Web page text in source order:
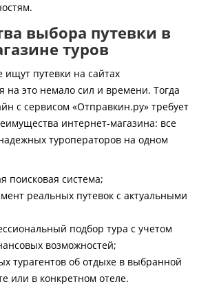
выбора путевки в
туров
путевки на сайтах
на это немало сил и времени. Тогда
с сервисом «Отправкин.ру» требует
интернет-магазина: все
туроператоров на одном
поисковая система;
реальных путевок с актуальными
подбор тура с учетом
возможностей;
турагентов об отдыхе в выбранной
или в конкретном отеле.